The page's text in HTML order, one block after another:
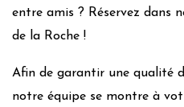
entre amis ? Réservez dans
de la Roche !
Afin de garantir une qualité
notre équipe se montre à